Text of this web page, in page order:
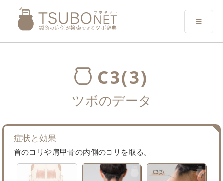
C3(3)
ツボのデータ
症状と効果
首のコリや肩甲骨の内側のコリを取る。